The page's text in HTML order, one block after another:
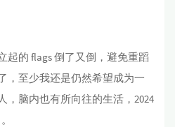
起的 flags 倒了又倒，避免重蹈
，至少我还是仍然希望成为一
，脑内也有所向往的生活，2024